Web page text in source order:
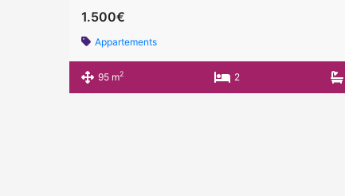
1.500€
Appartements
95 m2 2